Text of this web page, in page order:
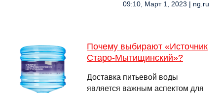
09:10, Март 1, 2023 | ng.ru
Почему выбирают «Источник
Старо-Мытищинский»?
Доставка питьевой воды
является важным аспектом для